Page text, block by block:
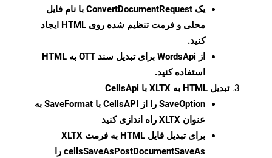
یک ConvertDocumentRequest با نام فایل
محلی و فرمت تنظیم شده روی HTML ایجاد
کنید.
از WordsApi برای تبدیل سند OTT به HTML
استفاده کنید.
تبدیل HTML به XLTX با CellsApi
SaveOption
را از CellsAPI با SaveFormat به
عنوان XLTX راه اندازی کنید
برای تبدیل فایل HTML به فرمت
XLTX
cellsSaveAsPostDocumentSaveAs را